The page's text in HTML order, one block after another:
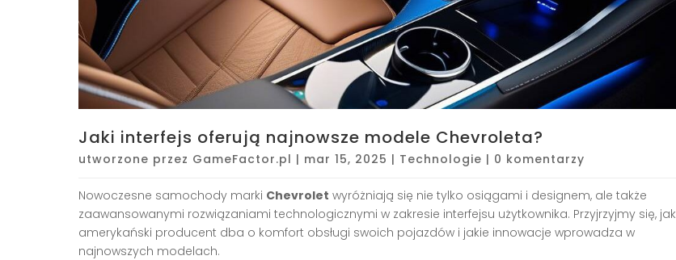
Jaki interfejs oferują najnowsze modele Chevroleta?
utworzone przez GameFactor.pl | mar 15, 2025 | Technologie | 0 komentarzy
Nowoczesne samochody marki Chevrolet wyróżniają się nie tylko osiągami i designem, ale także
zaawansowanymi rozwiązaniami technologicznymi w zakresie interfejsu użytkownika. Przyjrzyjmy się, jak
amerykański producent dba o komfort obsługi swoich pojazdów i jakie innowacje wprowadza w
najnowszych modelach.